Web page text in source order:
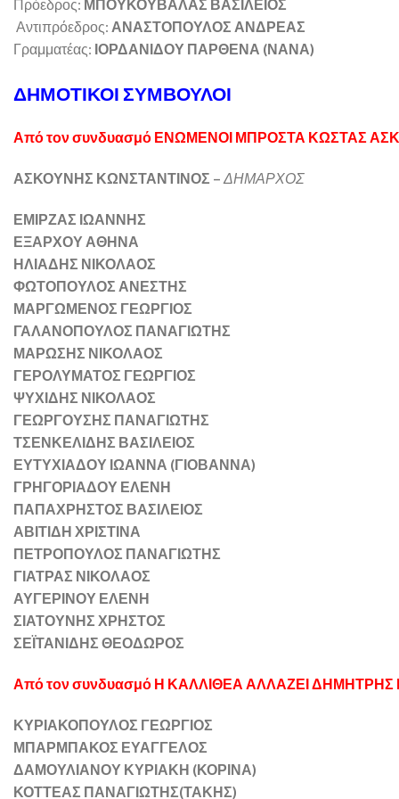
Πρόεδρος: ΜΠΟΥΚΟΥΒΑΛΑΣ ΒΑΣΙΛΕΙΟΣ
Αντιπρόεδρος: ΑΝΑΣΤΟΠΟΥΛΟΣ ΑΝΔΡΕΑΣ
Γραμματέας: ΙΟΡΔΑΝΙΔΟΥ ΠΑΡΘΕΝΑ (ΝΑΝΑ)
ΔΗΜΟΤΙΚΟΙ ΣΥΜΒΟΥΛΟΙ
Από τον συνδυασμό ΕΝΩΜΕΝΟΙ ΜΠΡΟΣΤΑ ΚΩΣΤΑΣ
ΑΣΚΟΥΝΗΣ ΚΩΝΣΤΑΝΤΙΝΟΣ – ΔΗΜΑΡΧΟΣ
ΕΜΙΡΖΑΣ ΙΩΑΝΝΗΣ
ΕΞΑΡΧΟΥ ΑΘΗΝΑ
ΗΛΙΑΔΗΣ ΝΙΚΟΛΑΟΣ
ΦΩΤΟΠΟΥΛΟΣ ΑΝΕΣΤΗΣ
ΜΑΡΓΩΜΕΝΟΣ ΓΕΩΡΓΙΟΣ
ΓΑΛΑΝΟΠΟΥΛΟΣ ΠΑΝΑΓΙΩΤΗΣ
ΜΑΡΩΣΗΣ ΝΙΚΟΛΑΟΣ
ΓΕΡΟΛΥΜΑΤΟΣ ΓΕΩΡΓΙΟΣ
ΨΥΧΙΔΗΣ ΝΙΚΟΛΑΟΣ
ΓΕΩΡΓΟΥΣΗΣ ΠΑΝΑΓΙΩΤΗΣ
ΤΣΕΝΚΕΛΙΔΗΣ ΒΑΣΙΛΕΙΟΣ
ΕΥΤΥΧΙΑΔΟΥ ΙΩΑΝΝΑ (ΓΙΟΒΑΝΝΑ)
ΓΡΗΓΟΡΙΑΔΟΥ ΕΛΕΝΗ
ΠΑΠΑΧΡΗΣΤΟΣ ΒΑΣΙΛΕΙΟΣ
ΑΒΙΤΙΔΗ ΧΡΙΣΤΙΝΑ
ΠΕΤΡΟΠΟΥΛΟΣ ΠΑΝΑΓΙΩΤΗΣ
ΓΙΑΤΡΑΣ ΝΙΚΟΛΑΟΣ
ΑΥΓΕΡΙΝΟΥ ΕΛΕΝΗ
ΣΙΑΤΟΥΝΗΣ ΧΡΗΣΤΟΣ
ΣΕΪΤΑΝΙΔΗΣ ΘΕΟΔΩΡΟΣ
Από τον συνδυασμό Η ΚΑΛΛΙΘΕΑ ΑΛΛΑΖΕΙ
ΚΥΡΙΑΚΟΠΟΥΛΟΣ ΓΕΩΡΓΙΟΣ
ΜΠΑΡΜΠΑΚΟΣ ΕΥΑΓΓΕΛΟΣ
ΔΑΜΟΥΛΙΑΝΟΥ ΚΥΡΙΑΚΗ (ΚΟΡΙΝΑ)
ΚΟΤΤΕΑΣ ΠΑΝΑΓΙΩΤΗΣ(ΤΑΚΗΣ)